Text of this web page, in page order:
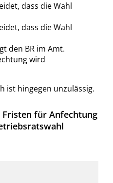
dass die Wahl
dass die Wahl
den BR im Amt.
wird
ist hingegen unzulässig.
für Anfechtung